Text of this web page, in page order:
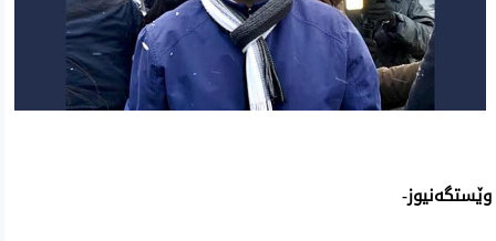
وێستگەنیوز-